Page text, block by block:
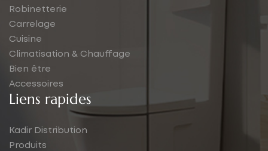
Robinetterie
Carrelage
Cuisine
Climatisation & Chauffage
Bien être
Accessoires
Liens rapides
Kadir Distribution
Produits